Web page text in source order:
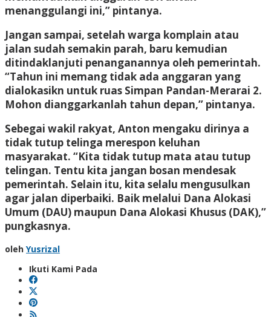
menanggulangi ini,” pintanya.
Jangan sampai, setelah warga komplain atau
jalan sudah semakin parah, baru kemudian
ditindaklanjuti penanganannya oleh pemerintah.
“Tahun ini memang tidak ada anggaran yang
dialokasikn untuk ruas Simpan Pandan-Merarai 2.
Mohon dianggarkanlah tahun depan,” pintanya.
Sebegai wakil rakyat, Anton mengaku dirinya a
tidak tutup telinga merespon keluhan
masyarakat. “Kita tidak tutup mata atau tutup
telingan. Tentu kita jangan bosan mendesak
pemerintah. Selain itu, kita selalu mengusulkan
agar jalan diperbaiki. Baik melalui Dana Alokasi
Umum (DAU) maupun Dana Alokasi Khusus (DAK),”
pungkasnya.
oleh Yusrizal
Ikuti Kami Pada